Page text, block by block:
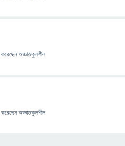
করেছেনঅজ্ঞাতকুলশীল
করেছেনঅজ্ঞাতকুলশীল